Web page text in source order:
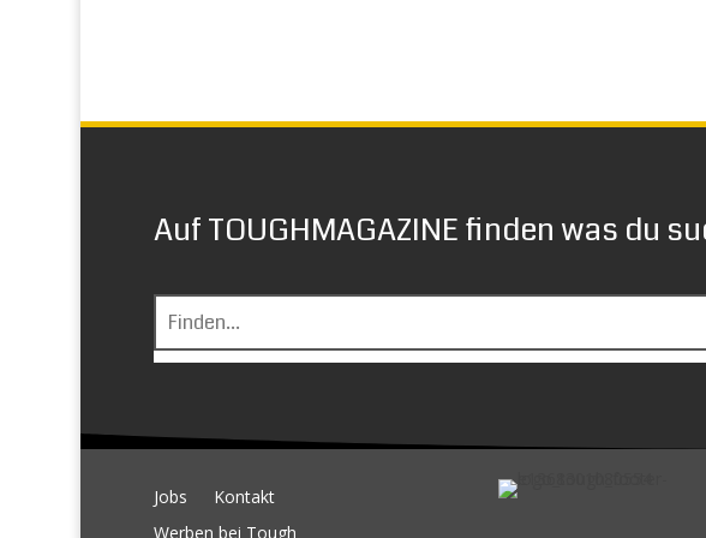
Auf TOUGHMAGAZINE finden was du
Jobs
Kontakt
Werben bei Tough